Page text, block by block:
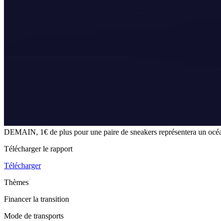
DEMAIN, 1€ de plus pour une paire de sneakers représentera un
Télécharger le rapport
Télécharger
Thèmes
Financer la transition
Mode de transports